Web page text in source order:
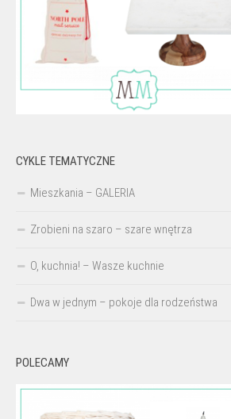
CYKLE TEMATYCZNE
Mieszkania – GALERIA
Zrobieni na szaro – szare wnętrza
O, kuchnia! – Wasze kuchnie
Dwa w jednym – pokoje dla rodzeństwa
POLECAMY